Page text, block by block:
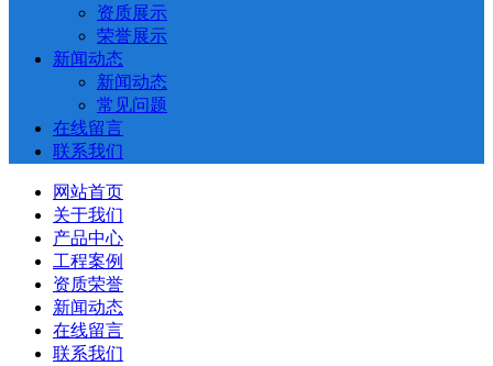
资质展示
荣誉展示
新闻动态
新闻动态
常见问题
在线留言
联系我们
网站首页
关于我们
产品中心
工程案例
资质荣誉
新闻动态
在线留言
联系我们